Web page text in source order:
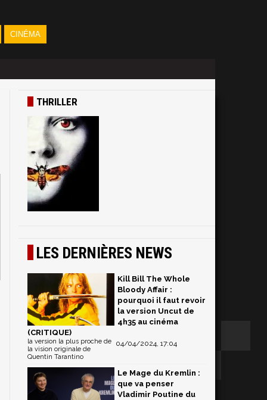
CINÉMA
THRILLER
LES DERNIÈRES NEWS
Kill Bill The Whole
Bloody Affair :
pourquoi il faut revoir
la version Uncut de
4h35 au cinéma
(CRITIQUE)
04/04/2024, 17:04
la version la plus proche de
la vision originale de
Quentin Tarantino
Le Mage du Kremlin :
que va penser
Vladimir Poutine du